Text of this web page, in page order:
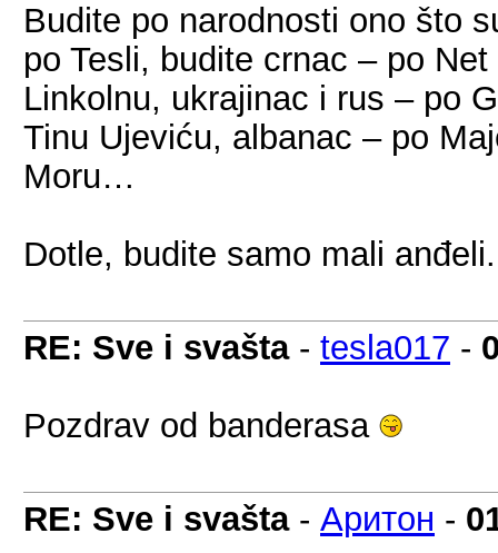
Budite po narodnosti ono što
po Tesli, budite crnac – po
Linkolnu, ukrajinac i rus – po
Tinu Ujeviću, albanac – po
Moru…
Dotle, budite samo mali anđeli.
RE: Sve i svašta- tesla017 -
Pozdrav od banderasa
RE: Sve i svašta- Аритон -